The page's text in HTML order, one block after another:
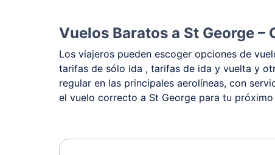
Vuelos Baratos a St George
Los viajeros pueden escoger opciones de
tarifas de sólo ida , tarifas de ida y vuelta y
regular en las principales aerolíneas, con
el vuelo correcto a St George para tu próximo